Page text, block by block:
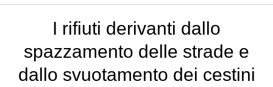
I rifiuti derivanti dallo
spazzamento delle strade e
dallo svuotamento dei cestini